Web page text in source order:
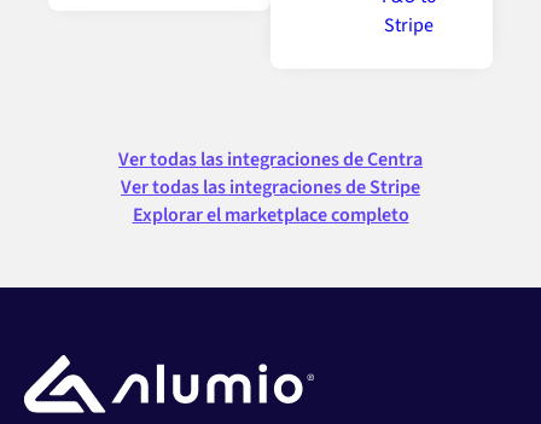
Ver todas las integraciones de Centra
Ver todas las integraciones de Stripe
Explorar el marketplace completo